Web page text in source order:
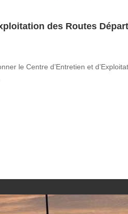
des Routes
le Centre d’Entretien et